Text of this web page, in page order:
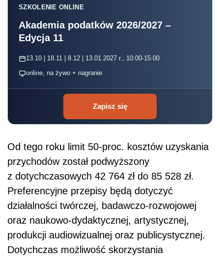
przychodów został podwyższony
z dotychczasowych 42 764 zł do 85 528 zł.
Preferencyjne przepisy będą dotyczyć
działalności twórczej, badawczo-rozwojowej
oraz naukowo-dydaktycznej, artystycznej,
produkcji audiowizualnej oraz publicystycznej.
Dotychczas możliwość skorzystania
przychodów zależała od tego, czy przychód
został uzyskany z tytułu wykonania utworu lub
innego przedmiotu praw własności
intelektualnej, które są przedmiotem prawa
autorskiego.
Polecamy: PIT 2018. Komentarz